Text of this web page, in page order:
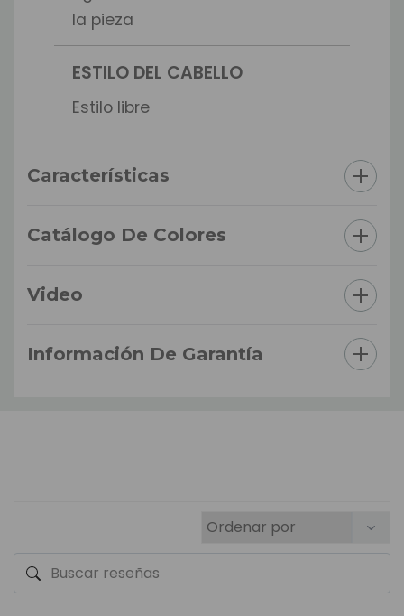
la pieza
ESTILO DEL CABELLO
Estilo libre
Características
Catálogo De Colores
Video
Información De Garantía